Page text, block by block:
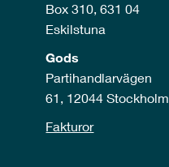
Box 310, 631 04
Eskilstuna
Gods
Partihandlarvägen
61, 12044 Stockholm
Fakturor